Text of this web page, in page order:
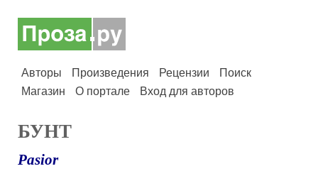
Авторы Произведения Рецензии
Поиск
Магазин
О портале Вход для авторов
БУНТ
Pasior